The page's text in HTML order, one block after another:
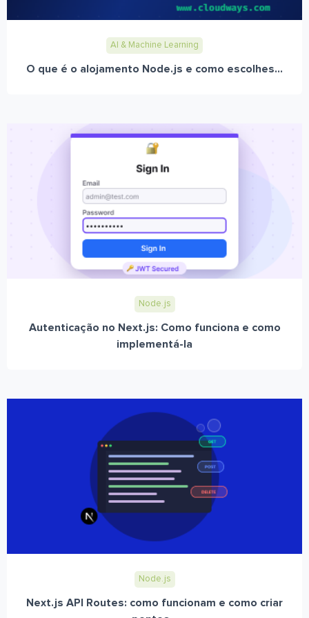
AI & Machine Learning
O que é o alojamento Node.js e como escolhes...
Node.js
Autenticação no Next.js: Como funciona e como
implementá-la
Node.js
Next.js API Routes: como funcionam e como criar